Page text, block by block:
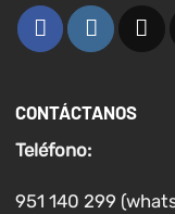
CONTÁCTANOS
Teléfono:
951 140 299